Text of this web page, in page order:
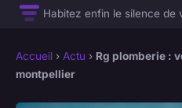
Habitez enfin le silence de
Accueil › Actu › Rg plomberie :
montpellier